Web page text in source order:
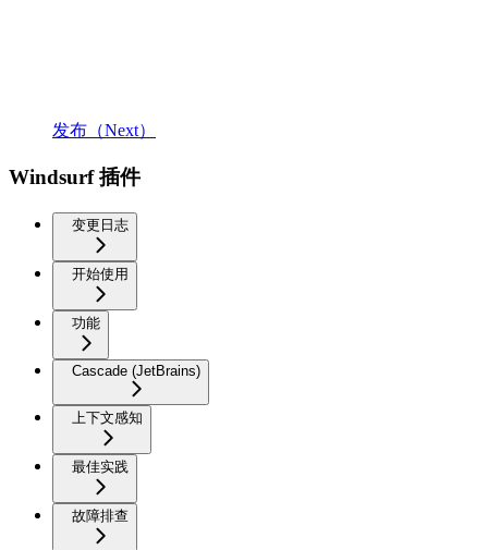
发布（Next）
Windsurf 插件
变更日志
开始使用
功能
Cascade (JetBrains)
上下文感知
最佳实践
故障排查